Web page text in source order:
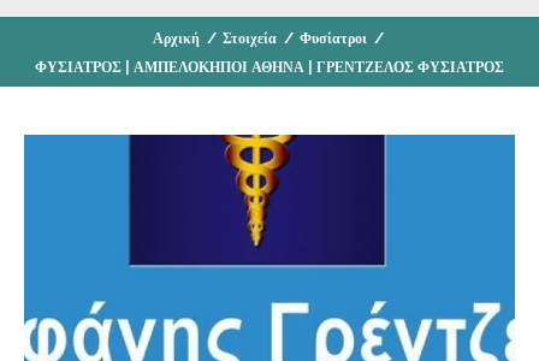
Αρχική / Στοιχεία / Φυσίατροι /
ΦΥΣΙΑΤΡΟΣ | ΑΜΠΕΛΟΚΗΠΟΙ ΑΘΗΝΑ | ΓΡΕΝΤΖΕΛΟΣ ΦΥΣΙΑΤΡΟΣ